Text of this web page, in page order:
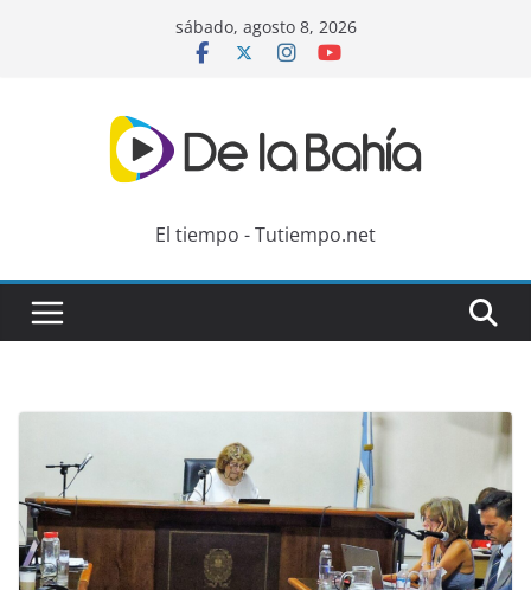
sábado, agosto 8, 2026
El tiempo - Tutiempo.net